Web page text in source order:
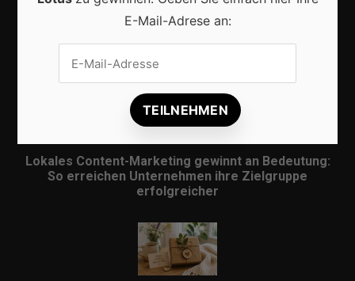
Lokales Content-Marketing gewinnt an Bedeutung:
So erreichen Unternehmen ihre Zielgruppe
erfolgreicher
E-Mail-Adrese an: